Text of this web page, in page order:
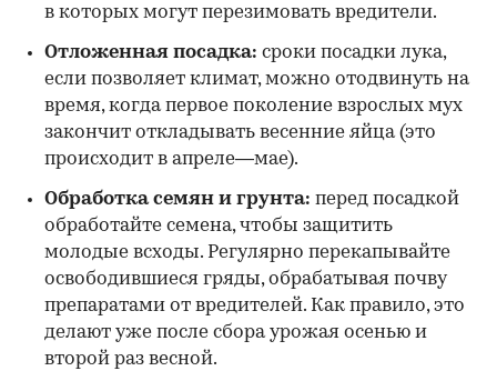
в которых могут перезимовать вредители.
Отложенная посадка: сроки посадки лука,
если позволяет климат, можно отодвинуть на
время, когда первое поколение взрослых мух
закончит откладывать весенние яйца (это
происходит в апреле—мае).
Обработка семян и грунта: перед посадкой
обработайте семена, чтобы защитить
молодые всходы. Регулярно перекапывайте
освободившиеся гряды, обрабатывая почву
препаратами от вредителей. Как правило, это
делают уже после сбора урожая осенью и
второй раз весной.